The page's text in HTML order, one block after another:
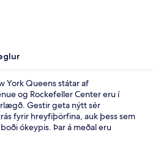
York Queens státar af
og Rockefeller Center eru í
Gestir geta nýtt sér
fyrir hreyfiþörfina, auk þess sem
ókeypis. Þar á meðal eru